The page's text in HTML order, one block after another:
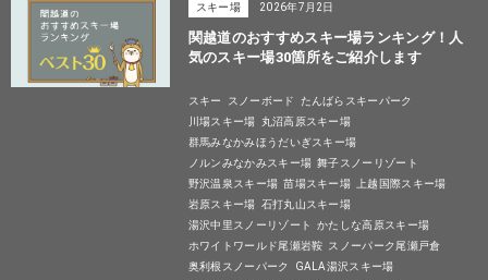
スキー場 2026年7月2日
関越道のおすすめスキー場ランキング！人
気のスキー場30箇所をご紹介します
スキー スノーボード
たんばらスキーパーク
川場スキー場
丸沼高原スキー場
群馬みなかみほうだいぎスキー場
ノルンみなかみスキー場 舞子スノーリゾート
野沢温泉スキー場 苗場スキー場 上越国際スキー場
岩原スキー場 石打丸山スキー場
湯沢中里スノーリゾート
かたしな高原スキー場
ホワイトワールド尾瀬岩鞍 スノーパーク尾瀬戸倉
奥利根スノーパーク
GALA湯沢スキー場